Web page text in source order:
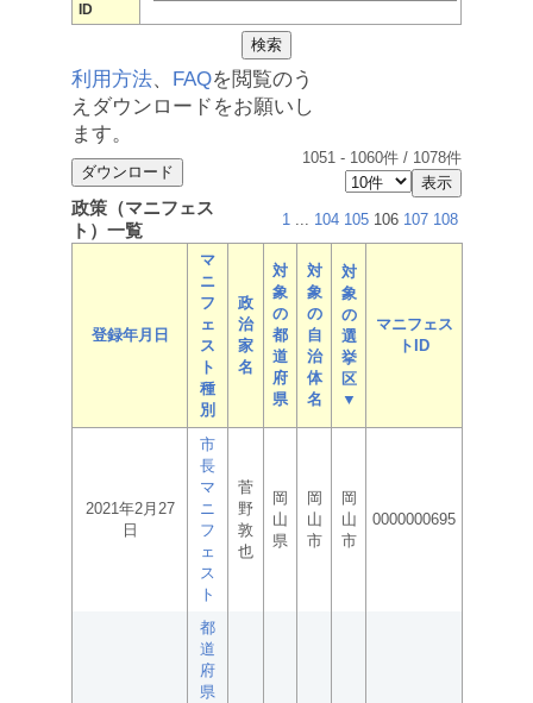
ID
利用方法、 FAQを閲覧のう
えダウンロードをお願いし
ます。
1051 - 1060件 / 1078件
政策（マニフェス
ト）一覧
1 ... 104 105 106 107 108
登録年月日
マ
ニ
フ
ェ
ス
ト
種
別
政
治
家
名
対
象
の
都
道
府
県
対
象
の
自
治
体
名
対
象
の
選
挙
区
▼
マニフェス
トID
2021年2月27
日
市
長
マ
ニ
フ
ェ
ス
ト
菅
野
敦
也
岡
山
県
岡
山
市
岡
山
市
0000000695
都
道
府
県